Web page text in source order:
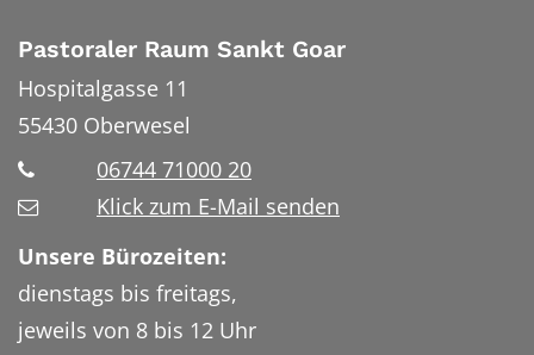
Pastoraler Raum Sankt Goar
Hospitalgasse 11
55430 Oberwesel
06744 71000 20
Klick zum E-Mail senden
Unsere Bürozeiten:
dienstags bis freitags,
jeweils von 8 bis 12 Uhr